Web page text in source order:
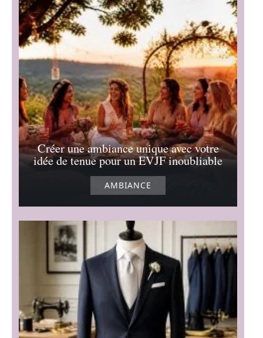
Créer une ambiance unique avec votre
idée de tenue pour un EVJF inoubliable
AMBIANCE